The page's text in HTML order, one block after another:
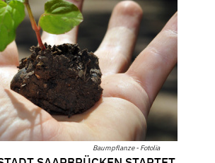
Baumpflanze - Fotolia